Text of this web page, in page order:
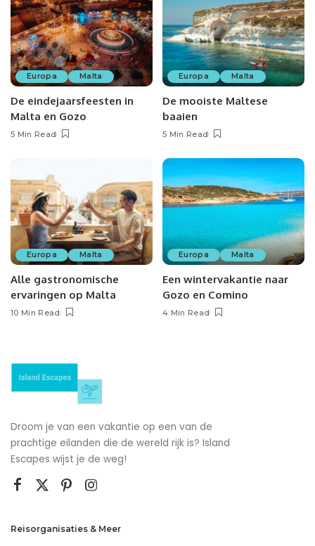
Europa Malta
De eindejaarsfeesten in
Malta en Gozo
5 Min Read
Europa Malta
De mooiste Maltese
baaien
5 Min Read
Europa Malta
Alle gastronomische
ervaringen op Malta
10 Min Read
Europa Malta
Een wintervakantie naar
Gozo en Comino
4 Min Read
Droom je van een vakantie op een van de
prachtige eilanden die de wereld rijk is? Island
Escapes wijst je de weg!
Reisorganisaties & Meer